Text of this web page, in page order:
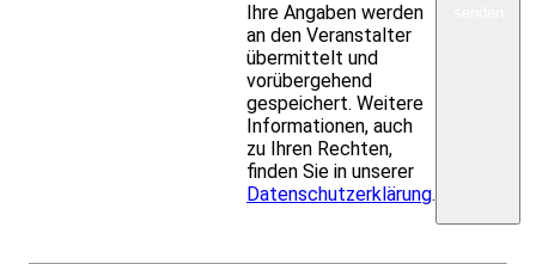
Ihre Angaben werden
an den Veranstalter
übermittelt und
vorübergehend
gespeichert. Weitere
Informationen, auch
zu Ihren Rechten,
finden Sie in unserer
Datenschutzerklärung.